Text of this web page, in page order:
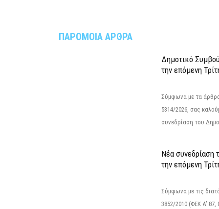
ΠΑΡΟΜΟΙΑ ΑΡΘΡΑ
Δημοτικό
την επόμενη
Σύμφωνα με τα
5314/2026, σας
συνεδρίαση του
Νέα συνεδρίαση
την επόμενη
Σύμφωνα με τις
3852/2010 (ΦΕΚ Α’ 87,